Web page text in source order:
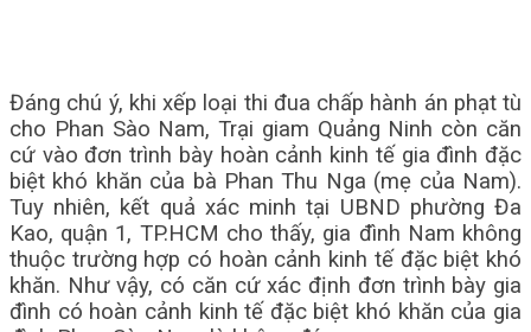
Đáng chú ý, khi xếp loại thi đua chấp hành án phạt tù
cho Phan Sào Nam, Trại giam Quảng Ninh còn căn
cứ vào đơn trình bày hoàn cảnh kinh tế gia đình đặc
biệt khó khăn của bà Phan Thu Nga (mẹ của Nam).
Tuy nhiên, kết quả xác minh tại UBND phường Đa
Kao, quận 1, TP.HCM cho thấy, gia đình Nam không
thuộc trường hợp có hoàn cảnh kinh tế đặc biệt khó
khăn. Như vậy, có căn cứ xác định đơn trình bày gia
đình có hoàn cảnh kinh tế đặc biệt khó khăn của gia